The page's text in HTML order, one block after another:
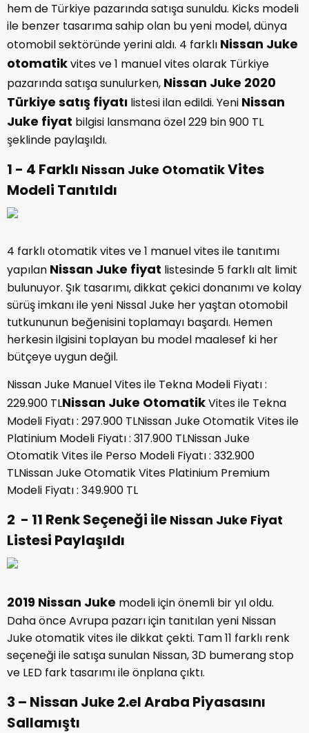
hem de Türkiye pazarında satışa sunuldu. Kicks modeli
ile benzer tasarıma sahip olan bu yeni model, dünya
otomobil sektöründe yerini aldı. 4 farklı Nissan Juke
otomatikvites ve 1 manuel vites olarak Türkiye
pazarında satışa sunulurken, Nissan Juke 2020
Türkiye satış fiyatı listesi ilan edildi. Yeni Nissan
Juke fiyat bilgisi lansmana özel 229 bin 900 TL
şeklinde paylaşıldı.
1 - 4 Farklı Nissan Juke OtomatikVites
Modeli Tanıtıldı
4 farklı otomatik vites ve 1 manuel vites ile tanıtımı
yapılan Nissan Juke fiyat listesinde 5 farklı alt limit
bulunuyor. Şık tasarımı, dikkat çekici donanımı ve kolay
sürüş imkanı ile yeni Nissal Juke her yaştan otomobil
tutkununun beğenisini toplamayı başardı. Hemen
herkesin ilgisini toplayan bu model maalesef ki her
bütçeye uygun değil.
Nissan Juke Manuel Vites ile Tekna Modeli Fiyatı :
229.900 TLNissan Juke OtomatikVites ile Tekna
Modeli Fiyatı : 297.900 TLNissan Juke Otomatik Vites ile
Platinium Modeli Fiyatı : 317.900 TLNissan Juke
Otomatik Vites ile Perso Modeli Fiyatı : 332.900
TLNissan Juke Otomatik Vites Platinium Premium
Modeli Fiyatı : 349.900 TL
2 - 11 Renk Seçeneği ile Nissan Juke Fiyat
Listesi Paylaşıldı
2019 Nissan Juke modeli için önemli bir yıl oldu.
Daha önce Avrupa pazarı için tanıtılan yeni Nissan
Juke otomatik vites ile dikkat çekti. Tam 11 farklı renk
seçeneği ile satışa sunulan Nissan, 3D bumerang stop
ve LED fark tasarımı ile önplana çıktı.
3 – Nissan Juke 2.el Araba Piyasasını
Sallamıştı